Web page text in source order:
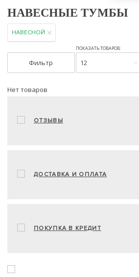
НАВЕСНЫЕ ТУМБЫ
НАВЕСНОЙ
Фильтр
ПОКАЗАТЬ ТОВАРОВ:
12
Нет товаров
ОТЗЫВЫ
ДОСТАВКА И ОПЛАТА
ПОКУПКА В КРЕДИТ